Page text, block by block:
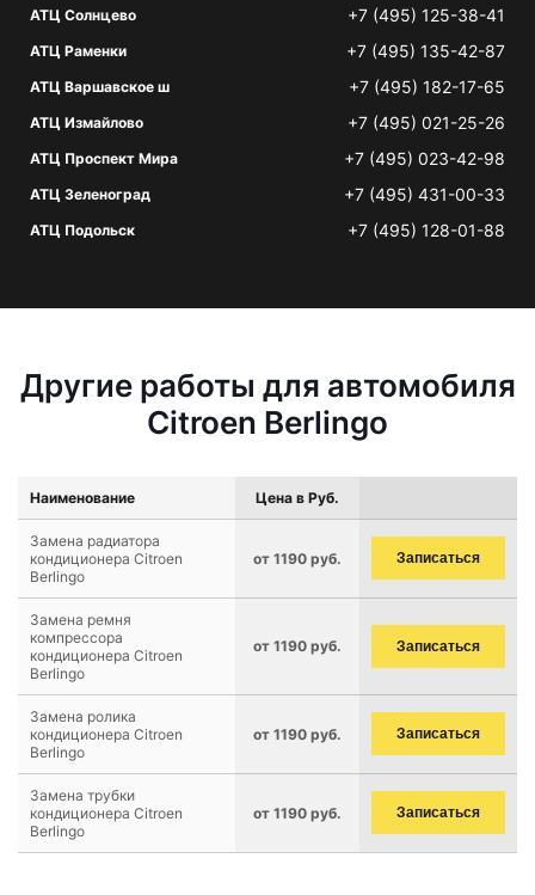
АТЦ Солнцево +7 (495) 125-38-41
АТЦ Раменки +7 (495) 135-42-87
АТЦ Варшавское ш +7 (495) 182-17-65
АТЦ Измайлово +7 (495) 021-25-26
АТЦ Проспект Мира +7 (495) 023-42-98
АТЦ Зеленоград +7 (495) 431-00-33
АТЦ Подольск +7 (495) 128-01-88
Другие работы для автомобиля
Citroen Berlingo
Наименование Цена в Руб.
Замена радиатора
кондиционера Citroen
Berlingo
от 1190 руб. Записаться
Замена ремня
компрессора
кондиционера Citroen
Berlingo
от 1190 руб. Записаться
Замена ролика
кондиционера Citroen
Berlingo
от 1190 руб. Записаться
Замена трубки
кондиционера Citroen
Berlingo
от 1190 руб. Записаться